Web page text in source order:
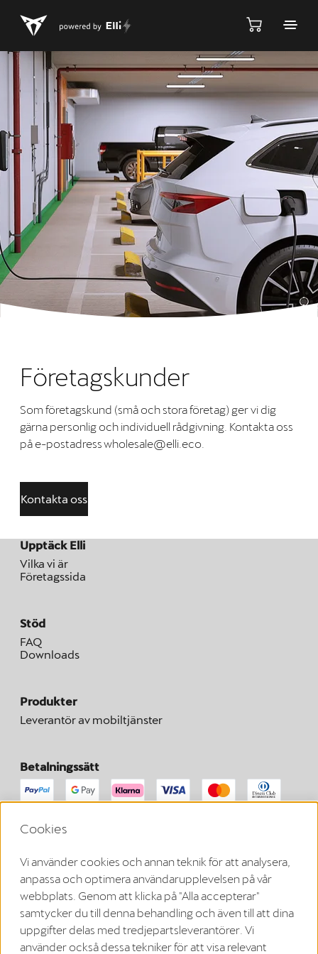
Företagskunder
Som företagskund (små och stora företag) ger vi dig
gärna personlig och individuell rådgivning. Kontakta oss
på e-postadress wholesale@elli.eco.
Kontakta oss
Upptäck Elli
Vilka vi är
Företagssida
Stöd
FAQ
Downloads
Produkter
Leverantör av mobiltjänster
Betalningssätt
Här kan du begära att ångra ditt avtal inom den lagstadgade
Ångra avtalet
Om oss
Sekretesspolicy
Cookies
Vi använder cookies och annan teknik för att analysera,
anpassa och optimera användarupplevelsen på vår
webbplats. Genom att klicka på "Alla accepterar"
samtycker du till denna behandling och även till att dina
uppgifter delas med tredjepartsleverantörer. Vi
använder också dessa tekniker för att visa relevant